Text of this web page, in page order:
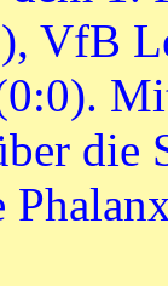
VfB
die